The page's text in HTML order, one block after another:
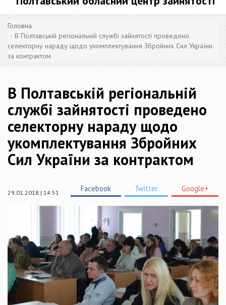
Головна
В Полтавській регіональній службі зайнятості проведено
селекторну нараду щодо укомплектування Збройних Сил України
за контрактом
В Полтавській регіональній
службі зайнятості проведено
селекторну нараду щодо
укомплектування Збройних
Сил України за контрактом
29.01.2018 | 14:51 Facebook Twitter Google+